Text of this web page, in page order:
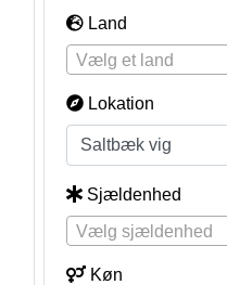
Land
Vælg et land
Lokation
Sjældenhed
Vælg sjældenhed
Køn